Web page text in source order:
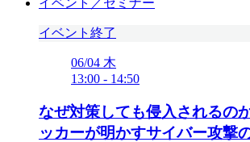
イベント終了
06/04 木
13:00 - 14:50
なぜ対策しても侵入されるの
ッカーが明かすサイバー攻撃